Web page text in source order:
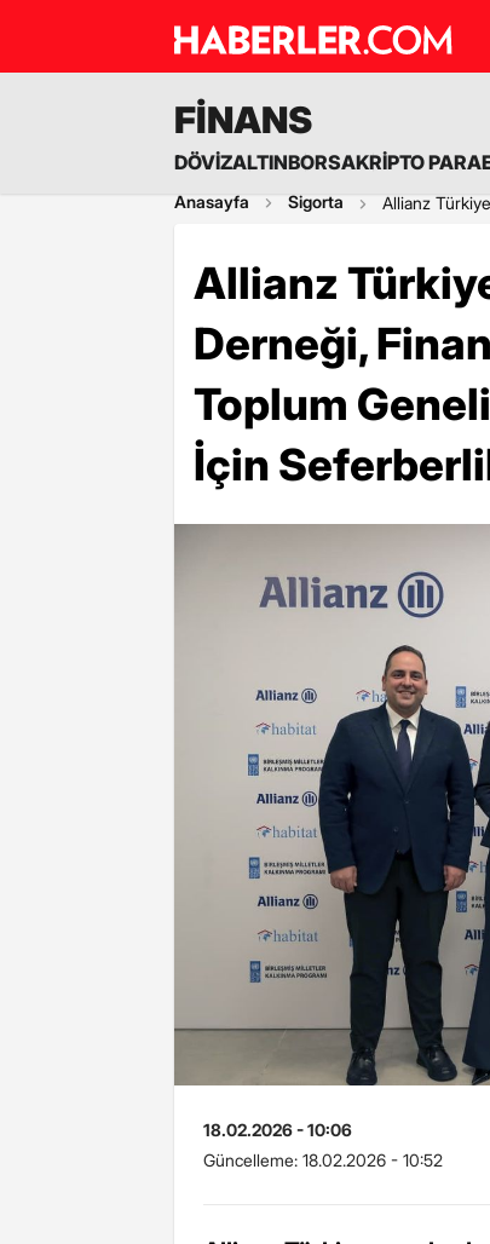
FİNANS
DÖVİZALTINBORSAKRİPTO PARA
Anasayfa Sigorta Allianz
Allianz
Derneği,
Toplum
İçin
18.02.2026 - 10:06
Güncelleme: 18.02.2026 - 10:52